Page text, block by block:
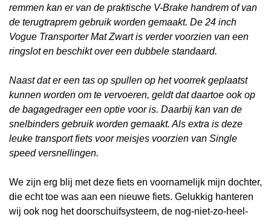
remmen kan er van de praktische V-Brake handrem of van
de terugtraprem gebruik worden gemaakt. De 24 inch
Vogue Transporter Mat Zwart is verder voorzien van een
ringslot en beschikt over een dubbele standaard.
Naast dat er een tas op spullen op het voorrek geplaatst
kunnen worden om te vervoeren, geldt dat daartoe ook op
de bagagedrager een optie voor is. Daarbij kan van de
snelbinders gebruik worden gemaakt. Als extra is deze
leuke transport fiets voor meisjes voorzien van Single
speed versnellingen.
We zijn erg blij met deze fiets en voornamelijk mijn dochter,
die echt toe was aan een nieuwe fiets. Gelukkig hanteren
wij ook nog het doorschuifsysteem, de nog-niet-zo-heel-